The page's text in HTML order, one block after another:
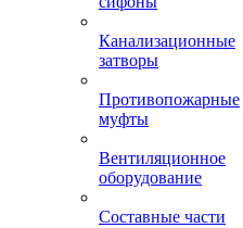
Канализационные
затворы
Противопожарные
муфты
Вентиляционное
оборудование
Составные части